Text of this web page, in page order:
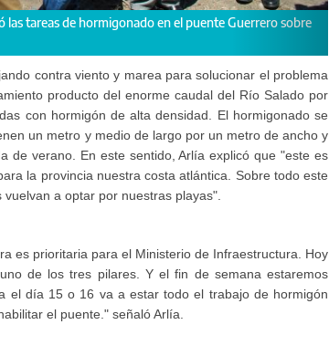
tareas de hormigonado en el puente Guerrero sobre
contra viento y marea para solucionar el problema
producto del enorme caudal del Río Salado por
con hormigón de alta densidad. El hormigonado se
un metro y medio de largo por un metro de ancho y
de verano. En este sentido, Arlía explicó que "este es
la provincia nuestra costa atlántica. Sobre todo este
a optar por nuestras playas".
es prioritaria para el Ministerio de Infraestructura. Hoy
de los tres pilares. Y el fin de semana estaremos
el día 15 o 16 va a estar todo el trabajo de hormigón
el puente." señaló Arlía.